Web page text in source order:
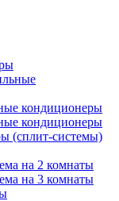
кондиционеры
кондиционеры
(сплит-системы)
на 2 комнаты
на 3 комнаты